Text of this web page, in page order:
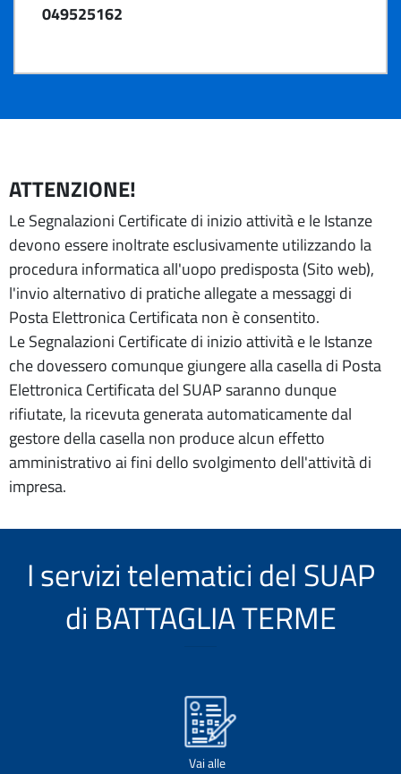
049525162
ATTENZIONE!
Le Segnalazioni Certificate di inizio attività e le Istanze
devono essere inoltrate esclusivamente utilizzando la
procedura informatica all'uopo predisposta (Sito web),
l'invio alternativo di pratiche allegate a messaggi di
Posta Elettronica Certificata non è consentito.
Le Segnalazioni Certificate di inizio attività e le Istanze
che dovessero comunque giungere alla casella di Posta
Elettronica Certificata del SUAP saranno dunque
rifiutate, la ricevuta generata automaticamente dal
gestore della casella non produce alcun effetto
amministrativo ai fini dello svolgimento dell'attività di
impresa.
I servizi telematici del SUAP
di BATTAGLIA TERME
Vai alle